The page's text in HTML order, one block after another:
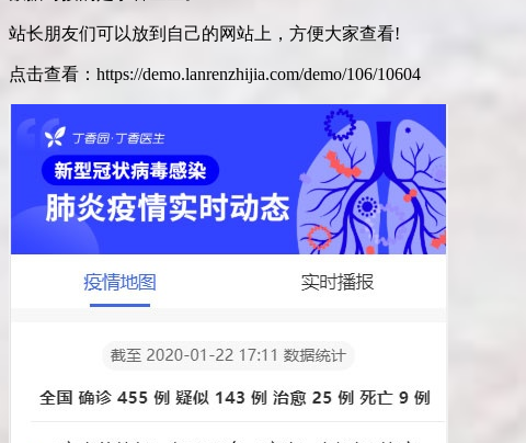
站长朋友们可以放到自己的网站上，方便大家查看!
点击查看：https://demo.lanrenzhijia.com/demo/106/10604